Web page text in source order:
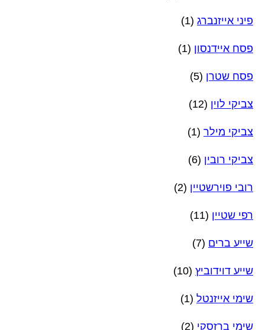
פיני אייזנברג (1)
פסח איידנסון (1)
פסח שטרן (5)
צביקי לוין (12)
צביקי מילר (1)
צביקי רובין (6)
רובי פוירשטיין (2)
רפי שטיין (11)
שייע ברים (7)
שייע דוידוביץ (10)
שימי אייזנטל (1)
שימי ברזסקי (2)